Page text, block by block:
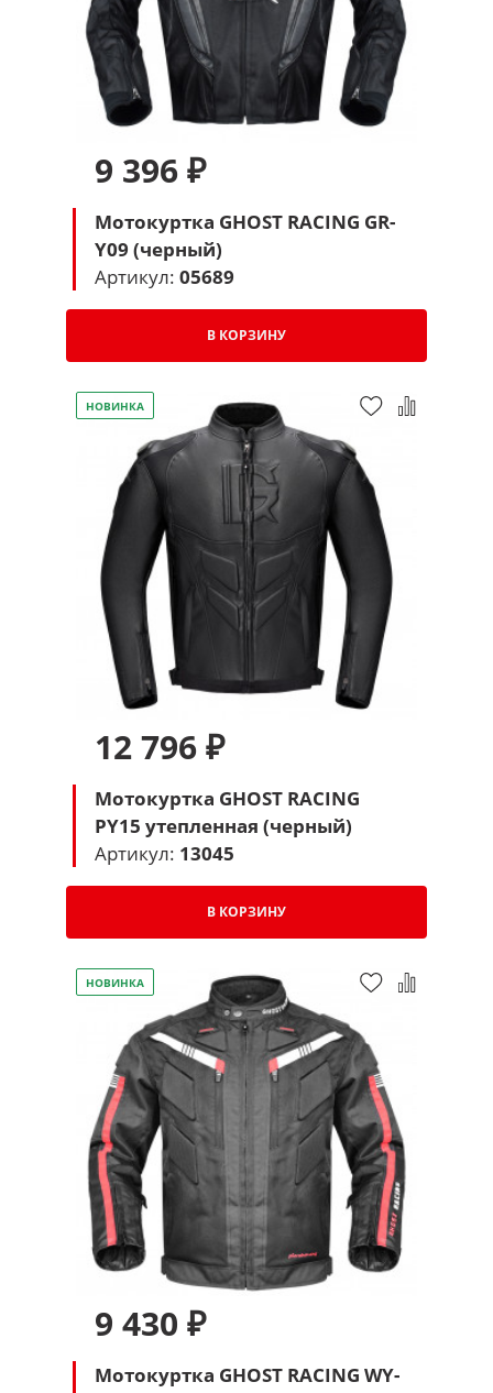
9 396 ₽
Мотокуртка GHOST RACING GR-
Y09 (черный)
Артикул: 05689
В КОРЗИНУ
НОВИНКА
12 796 ₽
Мотокуртка GHOST RACING
PY15 утепленная (черный)
Артикул: 13045
В КОРЗИНУ
НОВИНКА
9 430 ₽
Мотокуртка GHOST RACING WY-